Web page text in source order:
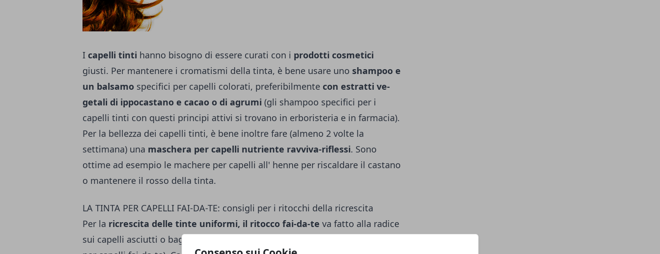
I capelli tinti hanno bisogno di essere curati con i prodotti cosmetici
giusti. Per mantenere i cromatismi della tinta, è bene usare uno shampoo e
un balsamo specifici per capelli colorati, preferibilmente con estratti ve­
getali di ippocastano e cacao o di agrumi (gli shampoo specifici per i
capelli tinti con questi principi attivi si trovano in erboristeria e in farmacia).
Per la bellezza dei capelli tinti, è bene inoltre fare (almeno 2 volte la
settimana) una maschera per capelli nutriente ravviva-riflessi. Sono
ottime ad esempio le machere per capelli all'­ henne per riscaldare il castano
o mante­nere il rosso della tinta.
LA TINTA PER CAPELLI FAI-DA-TE: consigli per i ritocchi della ricrescita
Per la ricrescita delle tinte uniformi, il ritocco fai-da-te va fatto alla radice
sui capelli asciutti o bagnati (di solito è indicato nella confezione del colore